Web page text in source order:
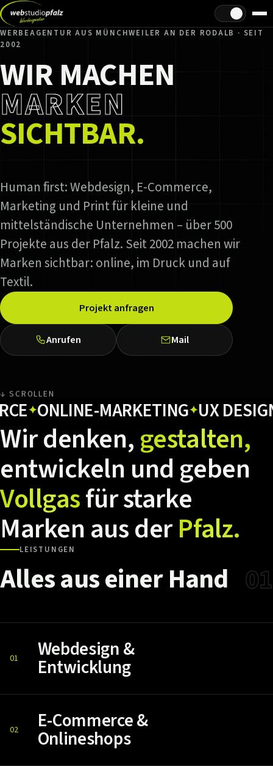
Hell/Dunkel
WERBEAGENTUR AUS MÜNCHWEILER AN DER RODALB · SEIT
2002
WIR MACHEN
MARKEN
SICHTBAR.
Human first: Webdesign, E-Commerce,
Marketing und Print für kleine und
mittelständische Unternehmen – über 500
Projekte aus der Pfalz. Seit 2002 machen wir
Marken sichtbar: online, im Druck und auf
Textil.
Projekt anfragen
Anrufen Mail
↓ SCROLLEN
ONLINE-MARKETING✦UX DESIGN✦
Wirdenken,gestalten,
entwickeln und geben
Vollgasfürstarke
MarkenausderPfalz.
LEISTUNGEN
AllesauseinerHand 01
01 Webdesign &
Entwicklung
02 E-Commerce &
Onlineshops